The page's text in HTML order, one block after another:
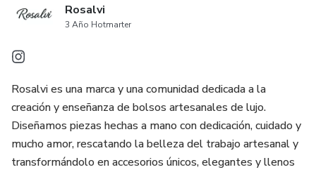
Rosalvi
3 Año Hotmarter
Rosalvi es una marca y una comunidad dedicada a la
creación y enseñanza de bolsos artesanales de lujo.
Diseñamos piezas hechas a mano con dedicación, cuidado y
mucho amor, rescatando la belleza del trabajo artesanal y
transformándolo en accesorios únicos, elegantes y llenos